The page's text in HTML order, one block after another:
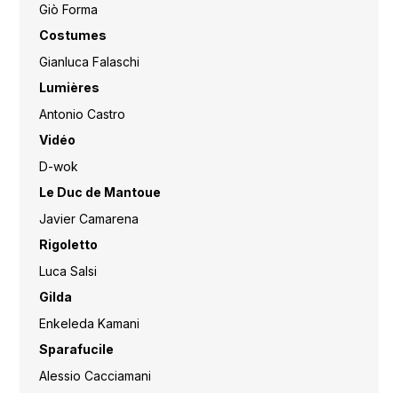
Giò Forma
Costumes
Gianluca Falaschi
Lumières
Antonio Castro
Vidéo
D-wok
Le Duc de Mantoue
Javier Camarena
Rigoletto
Luca Salsi
Gilda
Enkeleda Kamani
Sparafucile
Alessio Cacciamani